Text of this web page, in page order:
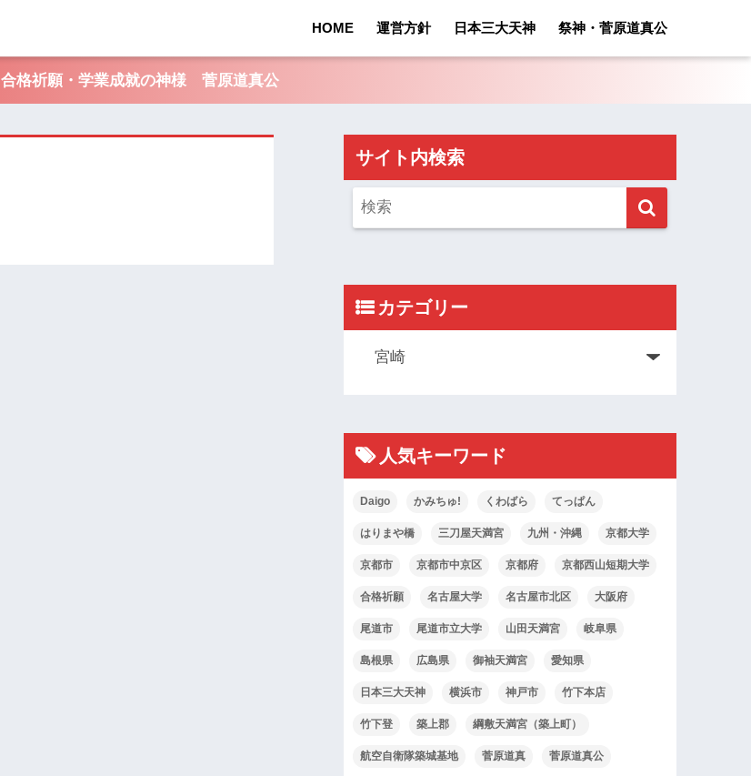
HOME 運営方針 日本三大天神 祭神・菅原道真公
合格祈願・学業成就の神様 菅原道真公
サイト内検索
カテゴリー
人気キーワード
Daigo かみちゅ! くわばら てっぱん
はりまや橋 三刀屋天満宮 九州・沖縄 京都大学
京都市 京都市中京区 京都府 京都西山短期大学
合格祈願 名古屋大学 名古屋市北区 大阪府
尾道市 尾道市立大学 山田天満宮 岐阜県
島根県 広島県 御袖天満宮 愛知県
日本三大天神 横浜市 神戸市 竹下本店
竹下登 築上郡 綱敷天満宮（築上町）
航空自衛隊築城基地 菅原道真 菅原道真公